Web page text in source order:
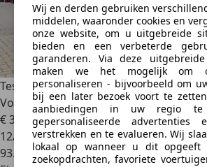
Wij en derden gebruiken
middelen, waaronder cookies en
onze website, om u uitgebreide
bieden en een verbeterde
garanderen. Via deze
maken we het mogelijk om
personaliseren - bijvoorbeeld om
bij een later bezoek voort te
aanbiedingen in uw regio
gepersonaliseerde
verstrekken en te evalueren. Wij
lokaal op wanneer u dit opgeeft
zoekopdrachten, favoriete
Tesla Model S100D, 418 PK, NL Auto,
Vollede
€ 31.500
12/2018
93.639 km